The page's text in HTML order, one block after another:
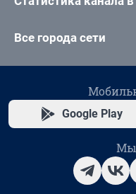
Все города сети
Google Play
Мы